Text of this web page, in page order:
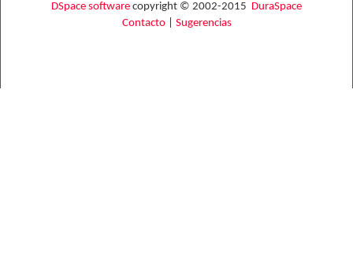
DSpace software copyright © 2002-2015 DuraSpace
Contacto| Sugerencias